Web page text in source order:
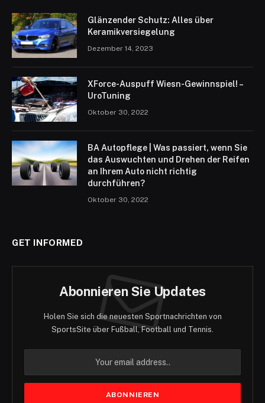
Glänzender Schutz: Alles über
Keramikversiegelung
Dezember 14, 2023
XForce-Auspuff Wiesn-Gewinnspiel! –
UroTuning
Oktober 30, 2022
BA Autopflege | Was passiert, wenn Sie
das Auswuchten und Drehen der Reifen
an Ihrem Auto nicht richtig
durchführen?
Oktober 30, 2022
GET INFORMED
Abonnieren Sie Updates
Holen Sie sich die neuesten Sportnachrichten von
SportsSite über Fußball, Football und Tennis.